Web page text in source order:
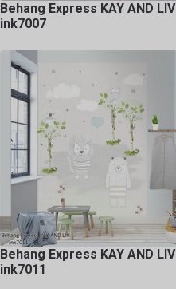
Behang Express KAY AND LIV
ink7007
Behang Express KAY AND LIV
ink7011